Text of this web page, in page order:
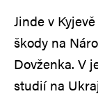
Jinde v
škody na
Dovženka. V
studií na